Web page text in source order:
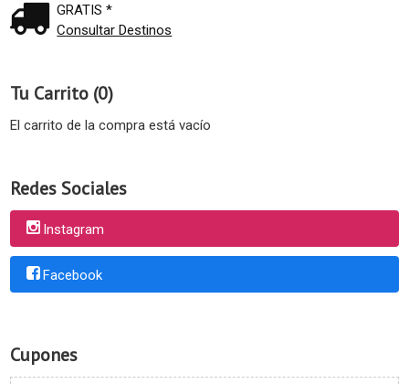
GRATIS *
Consultar Destinos
Tu Carrito (0)
El carrito de la compra está vacío
Redes Sociales
Instagram
Facebook
Cupones